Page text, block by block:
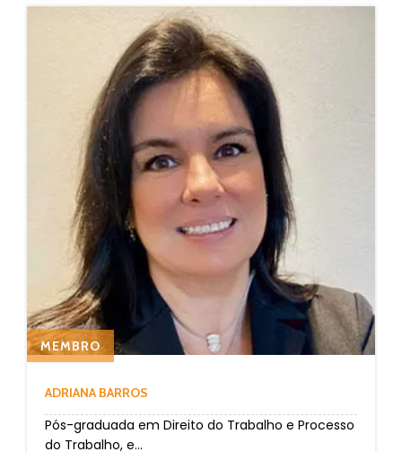
MEMBRO
ADRIANA BARROS
Pós-graduada em Direito do Trabalho e Processo
do Trabalho, e...